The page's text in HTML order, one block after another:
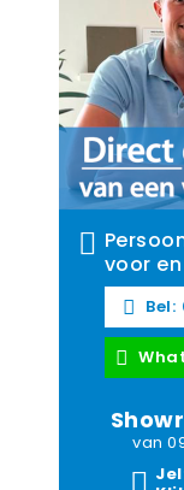
voor
Bel:
van